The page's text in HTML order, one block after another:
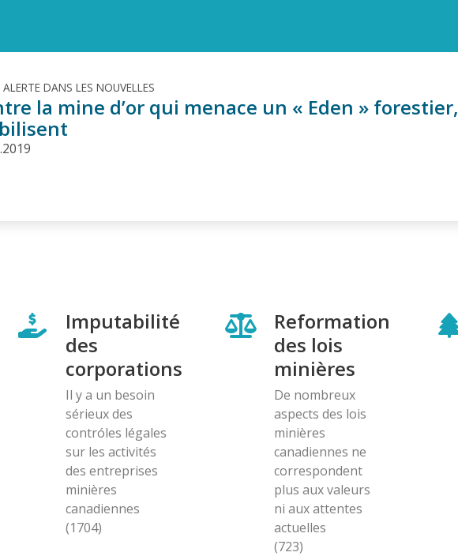
DANS LES NOUVELLES
la mine d’or qui menace un « Eden »
Imputabilité
des
corporations
Il y a un besoin
sérieux des
contróles légales
sur les activités
des entreprises
minières
canadiennes
(1704)
Reformation
des lois
minières
De nombreux
aspects des lois
minières
canadiennes ne
correspondent
plus aux valeurs
ni aux attentes
actuelles
(723)